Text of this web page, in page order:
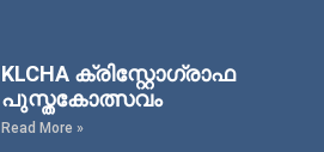
KLCHA ക്രിസ്റ്റോഗ്രാഫ
പുസ്തകോത്സവം
Read More »